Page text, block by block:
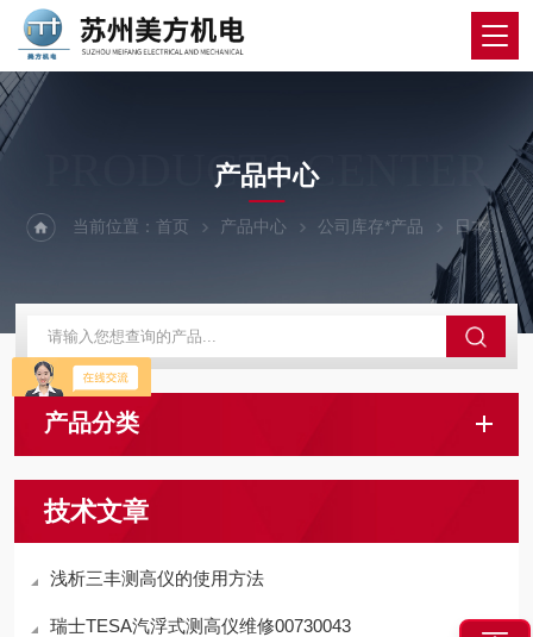
PRODUCTS CENTER
产品中心
当前位置：首页 产品中心 公司库存*产品 日本堀场
产品分类
技术文章
浅析三丰测高仪的使用方法
瑞士TESA汽浮式测高仪维修00730043